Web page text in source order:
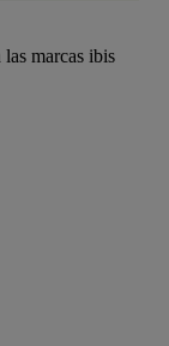
las marcas ibis